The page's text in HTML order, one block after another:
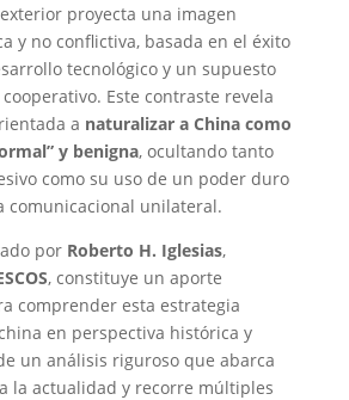
proyecta una imagen
y no conflictiva, basada en el éxito
tecnológico y un supuesto
Este contraste revela
a naturalizar a China como
y benigna, ocultando tanto
como su uso de un poder duro
comunicacional unilateral.
por Roberto H. Iglesias,
, constituye un aporte
comprender esta estrategia
en perspectiva histórica y
un análisis riguroso que abarca
la actualidad y recorre múltiples